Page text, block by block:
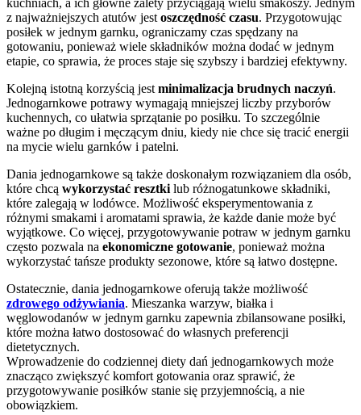
kuchniach, a ich główne zalety przyciągają wielu smakoszy. Jednym
z najważniejszych atutów jest oszczędność czasu. Przygotowując
posiłek w jednym garnku, ograniczamy czas spędzany na
gotowaniu, ponieważ wiele składników można dodać w jednym
etapie, co sprawia, że proces staje się szybszy i bardziej efektywny.
Kolejną istotną korzyścią jest minimalizacja brudnych naczyń.
Jednogarnkowe potrawy wymagają mniejszej liczby przyborów
kuchennych, co ułatwia sprzątanie po posiłku. To szczególnie
ważne po długim i męczącym dniu, kiedy nie chce się tracić energii
na mycie wielu garnków i patelni.
Dania jednogarnkowe są także doskonałym rozwiązaniem dla osób,
które chcą wykorzystać resztki lub różnogatunkowe składniki,
które zalegają w lodówce. Możliwość eksperymentowania z
różnymi smakami i aromatami sprawia, że każde danie może być
wyjątkowe. Co więcej, przygotowywanie potraw w jednym garnku
często pozwala na ekonomiczne gotowanie, ponieważ można
wykorzystać tańsze produkty sezonowe, które są łatwo dostępne.
Ostatecznie, dania jednogarnkowe oferują także możliwość
zdrowego odżywiania. Mieszanka warzyw, białka i
węglowodanów w jednym garnku zapewnia zbilansowane posiłki,
które można łatwo dostosować do własnych preferencji
dietetycznych.
Wprowadzenie do codziennej diety dań jednogarnkowych może
znacząco zwiększyć komfort gotowania oraz sprawić, że
przygotowywanie posiłków stanie się przyjemnością, a nie
obowiązkiem.